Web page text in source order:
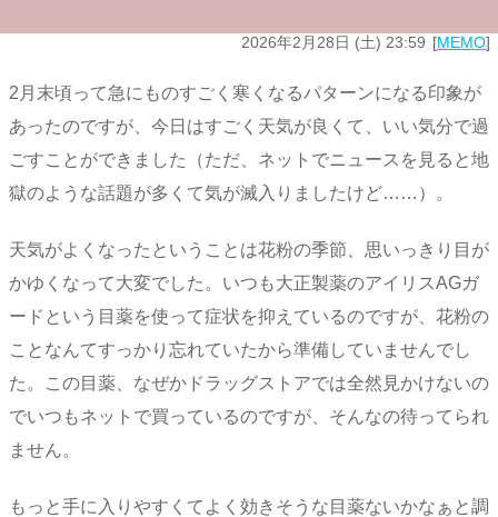
2026年2月28日 (土) 23:59 MEMO
2月末頃って急にものすごく寒くなるパターンになる印象が
あったのですが、今日はすごく天気が良くて、いい気分で過
ごすことができました（ただ、ネットでニュースを見ると地
獄のような話題が多くて気が滅入りましたけど……）。
天気がよくなったということは花粉の季節、思いっきり目が
かゆくなって大変でした。いつも大正製薬のアイリスAGガ
ードという目薬を使って症状を抑えているのですが、花粉の
ことなんてすっかり忘れていたから準備していませんでし
た。この目薬、なぜかドラッグストアでは全然見かけないの
でいつもネットで買っているのですが、そんなの待ってられ
ません。
もっと手に入りやすくてよく効きそうな目薬ないかなぁと調